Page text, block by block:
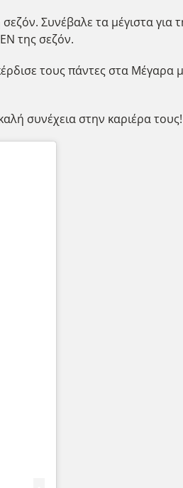
Συνέβαλε τα μέγιστα
της σεζόν.
τους πάντες στα Μέγαρα
συνέχεια στην καριέρα τους!